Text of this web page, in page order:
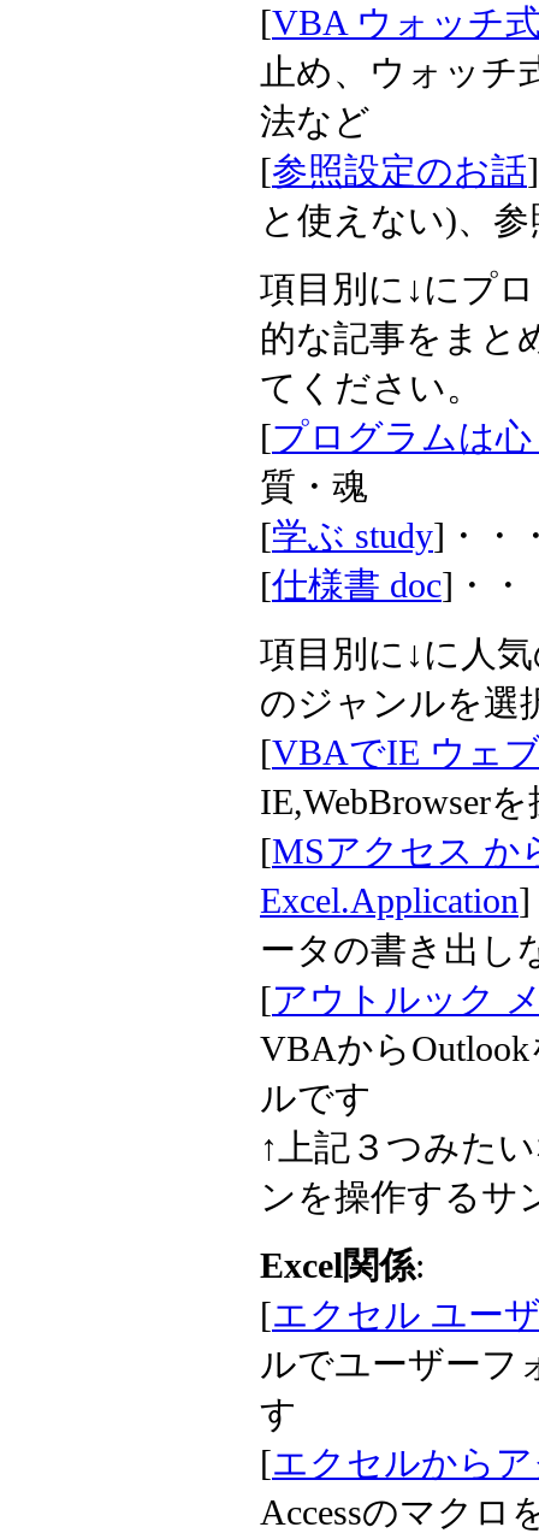
[VBA ウォッチ
止め、ウォッチ
法など
[参照設定のお話
と使えない)、
項目別に↓にプ
的な記事をまと
てください。
[プログラムは心
質・魂
[学ぶ study]・・
[仕様書 doc]・・
項目別に↓に人
のジャンルを選
[VBAでIE ウェ
IE,WebBrowser
[MSアクセス か
Excel.Application]
ータの書き出し
[アウトルック
VBAから
ルです
↑上記３つみた
ンを操作するサ
Excel関係:
[エクセル ユー
ルでユーザーフ
す
[エクセルから
Accessのマクロ